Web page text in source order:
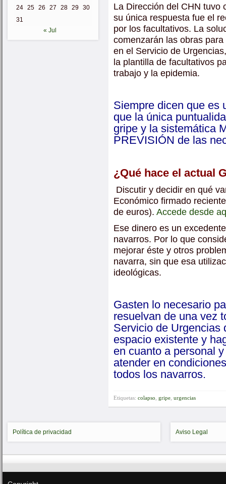
24 25 26 27 28 29 30
31
« Jul
La Dirección del CHN tuvo
su única respuesta fue el
por los facultativos. La
comenzarán las obras
en el Servicio de
la plantilla de facultativos
trabajo y la epidemia.
Siempre dicen que es
que la única
gripe y la sistemática
PREVISIÓN de las
¿Qué hace el actual
Discutir y decidir en qué
Económico firmado
de euros). Accede desde
Ese dinero es un
navarros. Por lo que
mejorar éste y otros
navarra, sin que esa
ideológicas.
Gasten lo necesario
resuelvan de una vez
Servicio de Urgencias
espacio existente y
en cuanto a personal
atender en
todos los navarros.
Etiquetas: colapso gripe urgencias
Política de privacidad Aviso Legal